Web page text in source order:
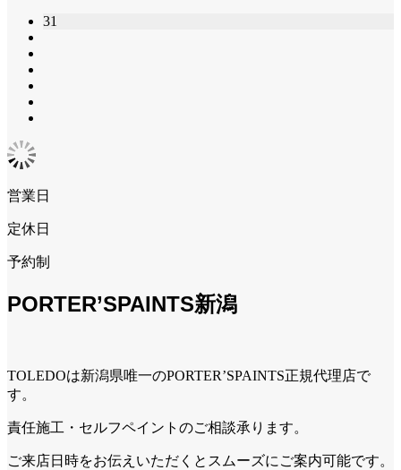
31
営業日
定休日
予約制
PORTER’SPAINTS新潟
TOLEDOは新潟県唯一のPORTER’SPAINTS正規代理店で
す。
責任施工・セルフペイントのご相談承ります。
ご来店日時をお伝えいただくとスムーズにご案内可能です。